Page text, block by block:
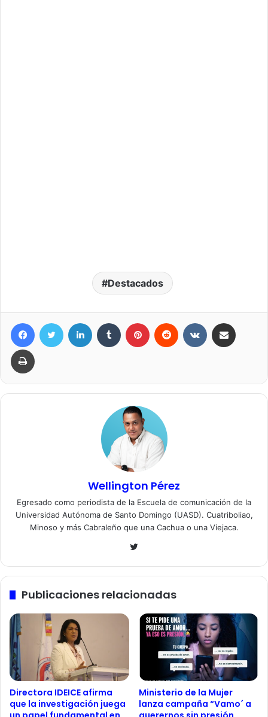
Destacados
FacebookTwitter LinkedIn Tumblr Pinterest Reddit VKontakte
Imprimir
Wellington Pérez
Egresado como periodista de la Escuela de comunicación de la
Universidad Autónoma de Santo Domingo (UASD). Cuatriboliao,
Minoso y más Cabraleño que una Cachua o una Viejaca.
Twitter
Publicaciones relacionadas
Directora IDEICE afirma
que la investigación juega
Ministerio de la Mujer
lanza campaña “Vamo´ a